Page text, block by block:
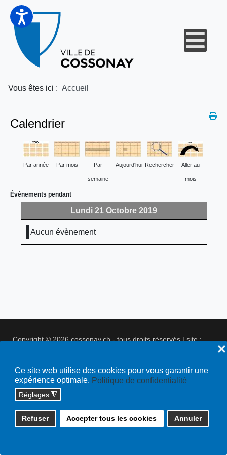
Ce site web utilise des cookies pour vous garantir une
expérience optimale. Politique de confidentialité
Réglages ◮
Refuser Accepter tous les cookies Annuler
❌
Vous êtes ici : Accueil
Calendrier
Par année Par mois Par
semaine
Aujourd'hui Rechercher Aller au
mois
Évènements pendant
Lundi 21 Octobre 2019
Aucun évènement
Copyright © 2026 cossonay.ch - tous droits réservés | site :
Plan du site